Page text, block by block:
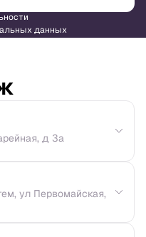
данных
д 3а
ул Первомайская,